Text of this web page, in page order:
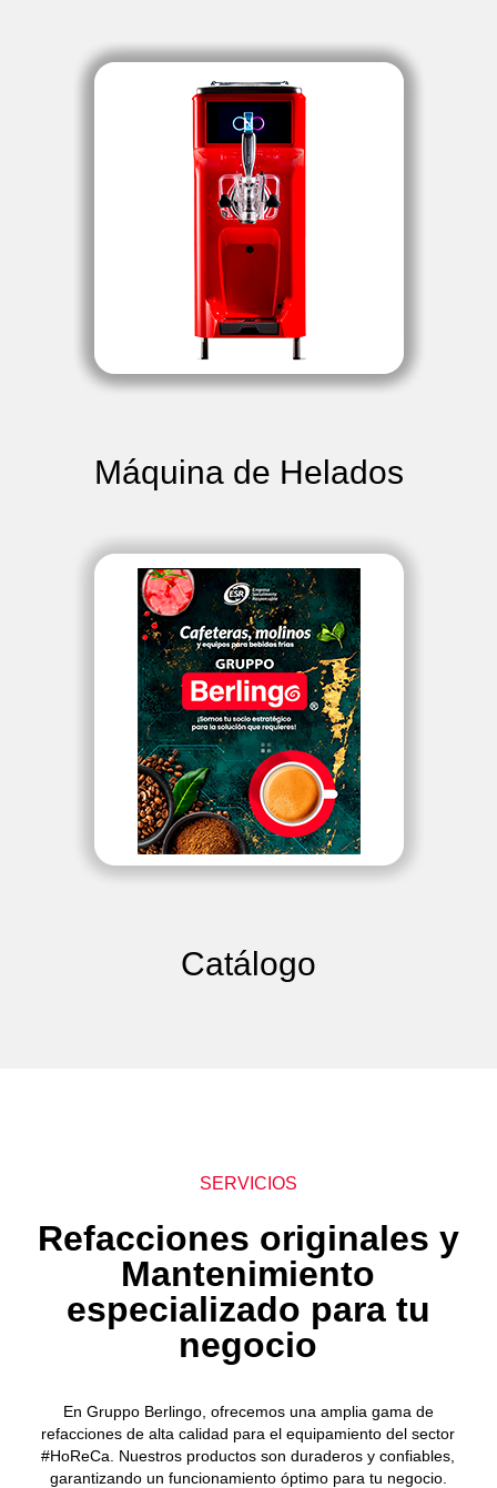
Máquina de Helados
Catálogo
SERVICIOS
Refacciones originales y
Mantenimiento
especializado para tu
negocio
En Gruppo Berlingo, ofrecemos una amplia gama de
refacciones de alta calidad para el equipamiento del sector
#HoReCa. Nuestros productos son duraderos y confiables,
garantizando un funcionamiento óptimo para tu negocio.